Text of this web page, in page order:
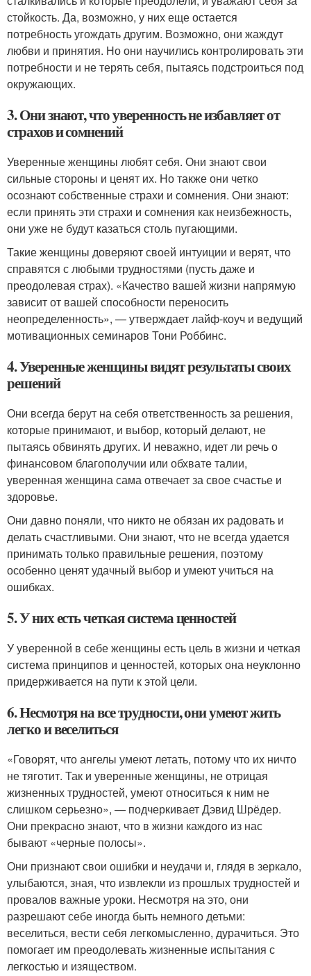
стойкость. Да, возможно, у них еще остается
потребность угождать другим. Возможно, они жаждут
любви и принятия. Но они научились контролировать эти
потребности и не терять себя, пытаясь подстроиться под
окружающих.
3. Они знают, что уверенность не избавляет от
страхов и сомнений
Уверенные женщины любят себя. Они знают свои
сильные стороны и ценят их. Но также они четко
осознают собственные страхи и сомнения. Они знают:
если принять эти страхи и сомнения как неизбежность,
они уже не будут казаться столь пугающими.
Такие женщины доверяют своей интуиции и верят, что
справятся с любыми трудностями (пусть даже и
преодолевая страх). «Качество вашей жизни напрямую
зависит от вашей способности переносить
неопределенность», — утверждает лайф-коуч и ведущий
мотивационных семинаров Тони Роббинс.
4. Уверенные женщины видят результаты своих
решений
Они всегда берут на себя ответственность за решения,
которые принимают, и выбор, который делают, не
пытаясь обвинять других. И неважно, идет ли речь о
финансовом благополучии или обхвате талии,
уверенная женщина сама отвечает за свое счастье и
здоровье.
Они давно поняли, что никто не обязан их радовать и
делать счастливыми. Они знают, что не всегда удается
принимать только правильные решения, поэтому
особенно ценят удачный выбор и умеют учиться на
ошибках.
5. У них есть четкая система ценностей
У уверенной в себе женщины есть цель в жизни и четкая
система принципов и ценностей, которых она неуклонно
придерживается на пути к этой цели.
6. Несмотря на все трудности, они умеют жить
легко и веселиться
«Говорят, что ангелы умеют летать, потому что их ничто
не тяготит. Так и уверенные женщины, не отрицая
жизненных трудностей, умеют относиться к ним не
слишком серьезно», — подчеркивает Дэвид Шрёдер.
Они прекрасно знают, что в жизни каждого из нас
бывают «черные полосы».
Они признают свои ошибки и неудачи и, глядя в зеркало,
улыбаются, зная, что извлекли из прошлых трудностей и
провалов важные уроки. Несмотря на это, они
разрешают себе иногда быть немного детьми:
веселиться, вести себя легкомысленно, дурачиться. Это
помогает им преодолевать жизненные испытания с
легкостью и изяществом.